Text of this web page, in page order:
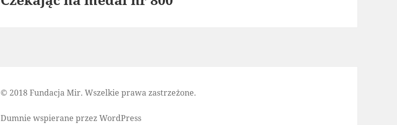
© 2018 Fundacja Mir. Wszelkie prawa zastrzeżone.
Dumnie wspierane przez WordPress